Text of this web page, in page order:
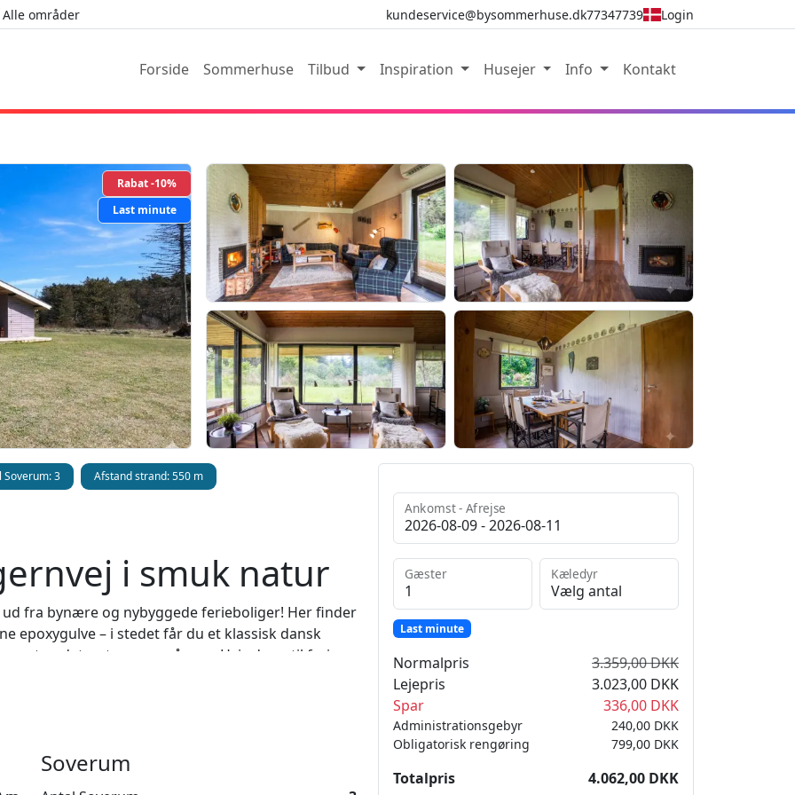
Alle områder kundeservice@bysommerhuse.dk77347739 Login
Forside Sommerhuse Tilbud Inspiration Husejer Info Kontakt
Rabat -10%
Last minute
Soverum: 3
Afstand strand: 550 m
i smuk natur
fra bynære og nybyggede ferieboliger! Her finder
epoxygulve – i stedet får du et klassisk dansk
opdateret gennem årene. Hvis du er til ferie
udenfor døren, så er dette sommerhus på
Huset giver gode rammer både inde og ude,
enten det er afslapning eller oplevelser, der
Soverum
Ankomst - Afrejse
Gæster Kæledyr
Last minute
Normalpris
3.359,00 DKK
Lejepris
3.023,00 DKK
Spar
336,00 DKK
240,00 DKK
Administrationsgebyr
799,00 DKK
Obligatorisk rengøring
Totalpris 4.062,00 DKK